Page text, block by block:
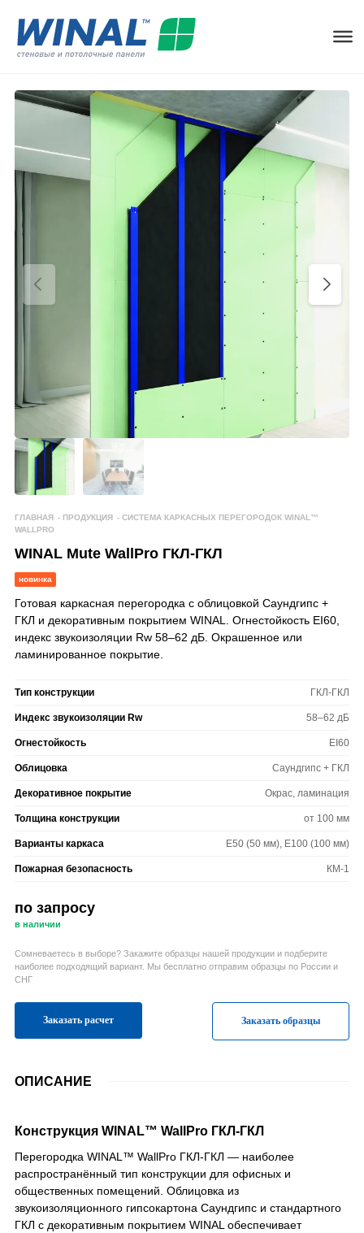
ГЛАВНАЯ - ПРОДУКЦИЯ - СИСТЕМА КАРКАСНЫХ ПЕРЕГОРОДОК WINAL™
WALLPRO
WINAL Mute WallPro ГКЛ-ГКЛ
новинка
Готовая каркасная перегородка с облицовкой Саундгипс +
ГКЛ и декоративным покрытием WINAL. Огнестойкость EI60,
индекс звукоизоляции Rw 58–62 дБ. Окрашенное или
ламинированное покрытие.
Тип конструкции ГКЛ-ГКЛ
Индекс звукоизоляции Rw 58–62 дБ
Огнестойкость EI60
Облицовка Саундгипс + ГКЛ
Декоративное покрытие Окрас, ламинация
Толщина конструкции от 100 мм
Варианты каркаса Е50 (50 мм), Е100 (100 мм)
Пожарная безопасность КМ-1
по запросу
в наличии
Сомневаетесь в выборе? Закажите образцы нашей продукции и подберите
наиболее подходящий вариант. Мы бесплатно отправим образцы по России и
СНГ
Заказать расчет Заказать образцы
ОПИСАНИЕ
Конструкция WINAL™ WallPro ГКЛ-ГКЛ
Перегородка WINAL™ WallPro ГКЛ-ГКЛ — наиболее
распространённый тип конструкции для офисных и
общественных помещений. Облицовка из
звукоизоляционного гипсокартона Саундгипс и стандартного
ГКЛ с декоративным покрытием WINAL обеспечивает